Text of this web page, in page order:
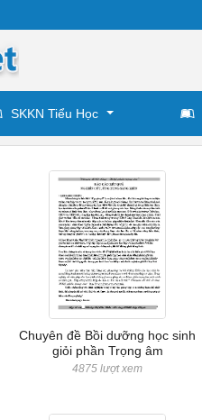
SKKN Tiểu Học
Chuyên đề Bồi dưỡng học sinh
giỏi phần Trọng âm
4875 lượt xem